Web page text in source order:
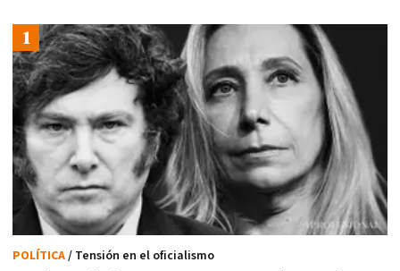
POLÍTICA/ Tensión en el oficialismo